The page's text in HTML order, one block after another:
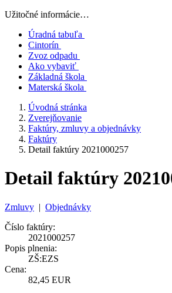
Užitočné informácie…
Úradná tabuľa
Cintorín
Zvoz odpadu
Ako vybaviť
Základná škola
Materská škola
Úvodná stránka
Zverejňovanie
Faktúry, zmluvy a objednávky
Faktúry
Detail faktúry 2021000257
Detail faktúry
Zmluvy | Objednávky
Číslo faktúry:
2021000257
Popis plnenia:
ZŠ:EZS
Cena:
82,45 EUR